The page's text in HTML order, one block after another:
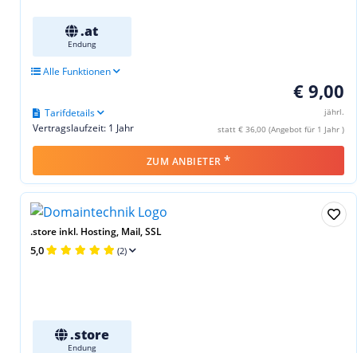
.at
Endung
Alle Funktionen
€ 9,00
jährl.
statt € 36,00 (Angebot für 1 Jahr )
Vertragslaufzeit: 1 Jahr
Tarifdetails
ZUM ANBIETER *
.store inkl. Hosting, Mail, SSL
5,0 (2)
.store
Endung